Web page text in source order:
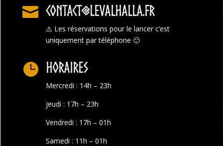
 contact@levalhalla.fr
⚠️ Les réservations pour le lancer c’est
uniquement par téléphone 🙂
 Horaires
Mercredi : 14h – 23h
jeudi : 17h – 23h
Vendredi : 17h – 01h
Samedi : 11h – 01h